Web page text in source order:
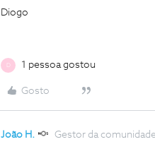
Diogo
D 1 pessoa gostou
Gosto
João H. Gestor da comunidade